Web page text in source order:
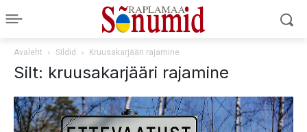
Avaleht Sildid Kruusakarjääri rajamine
Silt: kruusakarjääri rajamine